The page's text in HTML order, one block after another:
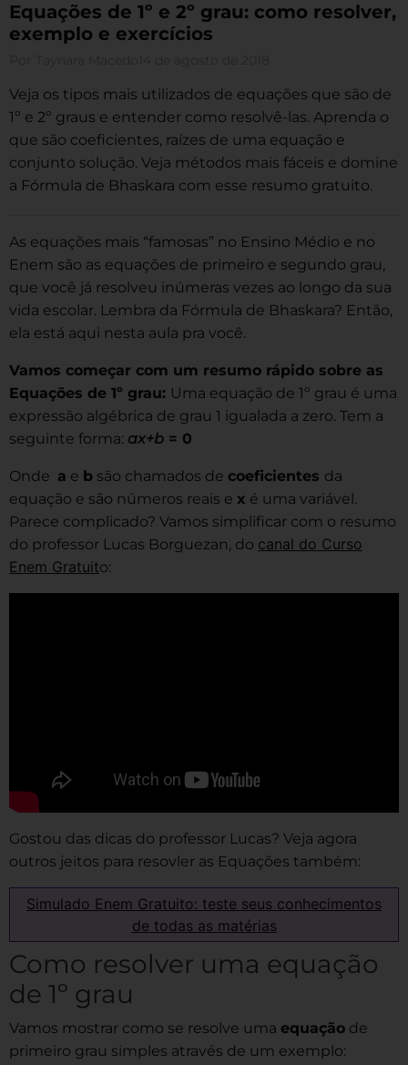
Equações de 1º e 2º grau: como resolver,
exemplo e exercícios
Veja os tipos mais utilizados de equações que são de
1º e 2º graus e entender como resolvê-las. Aprenda o
que são coeficientes, raízes de uma equação e
conjunto solução. Veja métodos mais fáceis e domine
a Fórmula de Bhaskara com esse resumo gratuito.
As equações mais “famosas” no Ensino Médio e no
Enem são as equações de primeiro e segundo grau,
que você já resolveu inúmeras vezes ao longo da sua
vida escolar. Lembra da Fórmula de Bhaskara? Então,
ela está aqui nesta aula pra você.
Vamos começar com um resumo rápido sobre as
Equações de 1º grau: Uma equação de 1º grau é uma
expressão algébrica de grau 1 igualada a zero. Tem a
seguinte forma: ax+b = 0
Onde a e b são chamados de coeficientes da
equação e são números reais e x é uma variável.
Parece complicado? Vamos simplificar com o resumo
do professor Lucas Borguezan, do canal do Curso
Enem Gratuito:
Gostou das dicas do professor Lucas? Veja agora
outros jeitos para resovler as Equações também:
Simulado Enem Gratuito: teste seus conhecimentos
de todas as matérias
Como resolver uma equação
de 1º grau
Vamos mostrar como se resolve uma equação de
primeiro grau simples através de um exemplo: